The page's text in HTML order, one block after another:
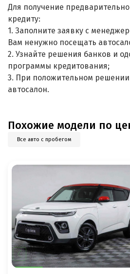
Для получение
кредиту:
1. Заполните заявку с
Вам ненужно посещать
2. Узнайте решения банков и
программы кредитования;
3. При положительном
автосалон.
Похожие модели по
Все авто с пробегом